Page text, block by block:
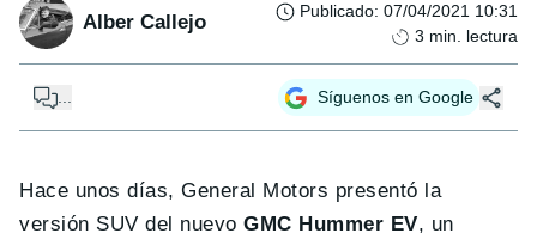
Alber Callejo Publicado: 07/04/2021 10:31
3 min. lectura
... Síguenos en Google
Hace unos días, General Motors presentó la
versión SUV del nuevoGMC Hummer EV, un